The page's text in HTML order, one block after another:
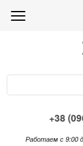
+38
Работаем с 9:00